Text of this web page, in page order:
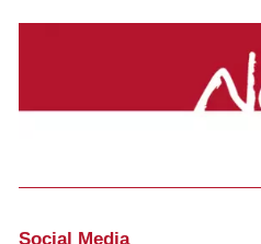
Social Media